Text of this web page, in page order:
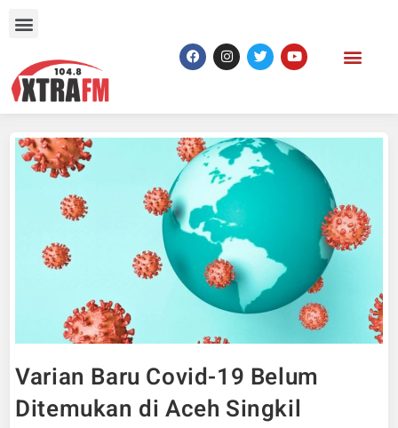
Varian Baru Covid-19 Belum
Ditemukan di Aceh Singkil